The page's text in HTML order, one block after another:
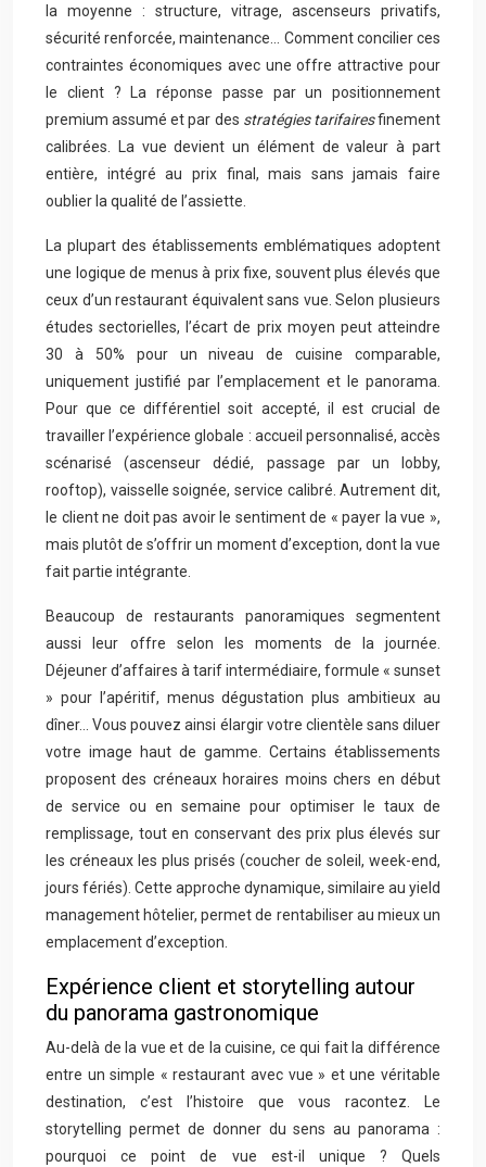
la moyenne : structure, vitrage, ascenseurs privatifs,
sécurité renforcée, maintenance… Comment concilier ces
contraintes économiques avec une offre attractive pour
le client ? La réponse passe par un positionnement
premium assumé et par des stratégies tarifairesfinement
calibrées. La vue devient un élément de valeur à part
entière, intégré au prix final, mais sans jamais faire
oublier la qualité de l’assiette.
La plupart des établissements emblématiques adoptent
une logique de menus à prix fixe, souvent plus élevés que
ceux d’un restaurant équivalent sans vue. Selon plusieurs
études sectorielles, l’écart de prix moyen peut atteindre
30 à 50% pour un niveau de cuisine comparable,
uniquement justifié par l’emplacement et le panorama.
Pour que ce différentiel soit accepté, il est crucial de
travailler l’expérience globale : accueil personnalisé, accès
scénarisé (ascenseur dédié, passage par un lobby,
rooftop), vaisselle soignée, service calibré. Autrement dit,
le client ne doit pas avoir le sentiment de « payer la vue »,
mais plutôt de s’offrir un moment d’exception, dont la vue
fait partie intégrante.
Beaucoup de restaurants panoramiques segmentent
aussi leur offre selon les moments de la journée.
Déjeuner d’affaires à tarif intermédiaire, formule « sunset
» pour l’apéritif, menus dégustation plus ambitieux au
dîner… Vous pouvez ainsi élargir votre clientèle sans diluer
votre image haut de gamme. Certains établissements
proposent des créneaux horaires moins chers en début
de service ou en semaine pour optimiser le taux de
remplissage, tout en conservant des prix plus élevés sur
les créneaux les plus prisés (coucher de soleil, week-end,
jours fériés). Cette approche dynamique, similaire au yield
management hôtelier, permet de rentabiliser au mieux un
emplacement d’exception.
Expérience client et storytelling autour
du panorama gastronomique
Au-delà de la vue et de la cuisine, ce qui fait la différence
entre un simple « restaurant avec vue » et une véritable
destination, c’est l’histoire que vous racontez. Le
storytelling permet de donner du sens au panorama :
pourquoi ce point de vue est-il unique ? Quels